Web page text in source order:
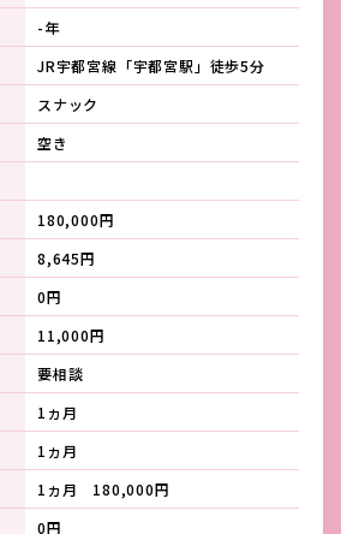
-年
JR宇都宮線「宇都宮駅」徒歩5分
スナック
空き
180,000円
8,645円
0円
11,000円
要相談
1ヵ月
1ヵ月
1ヵ月 180,000円
0円